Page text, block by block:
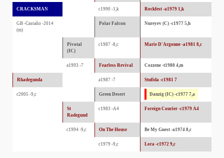
CRACKSMAN c1990 -1,k Rockfest -a1979 1,k
GB -Castaño -2014
(m)
Polar Falcon Nureyev (C) -c1977 5,h
Pivotal
(IC)
c1987 -8,c Marie D'Argonne -a1981 8,c
a1993 -7 Fearless Revival Cozzene -t1980 4,m
Rhadegunda a1987 -7 Stufida -c1981 7
c2005 -9,c Green Desert Danzig (IC) -c1977 7,a
St
Radegund
c1983 -A4 Foreign Courier -c1979 A4
c1994 -9,c On The House Be My Guest -a1974 8,c
c1979 -9,c Lora -c1972 9,c